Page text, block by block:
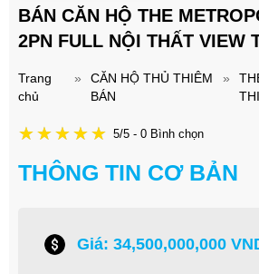
BÁN CĂN HỘ THE
2PN FULL NỘI THẤT VIEW
Trang
chủ
»
CĂN HỘ THỦ THIÊM
BÁN
»
5/5 - 0 Bình chọn
THÔNG TIN CƠ BẢN
Giá: 34,500,000,000